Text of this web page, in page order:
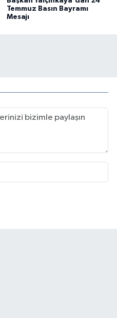
Temmuz Basın Bayramı
Mesajı